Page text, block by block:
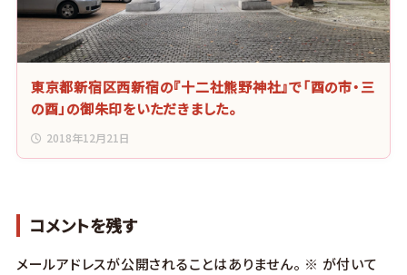
東京都新宿区西新宿の『十二社熊野神社』で「酉の市・三
の酉」の御朱印をいただきました。
2018年12月21日
コメントを残す
メールアドレスが公開されることはありません。 ※ が付いて